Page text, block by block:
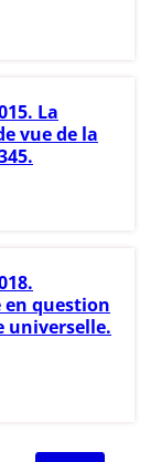
La
vue de la
question
universelle.